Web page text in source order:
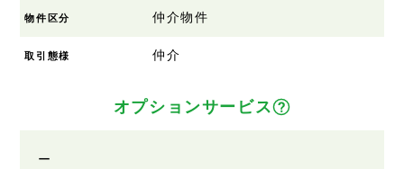
物件区分 仲介物件
取引態様 仲介
オプションサービス
ー